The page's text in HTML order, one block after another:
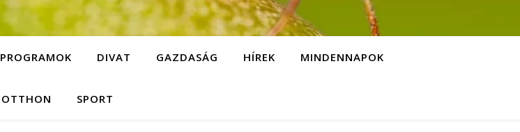
PROGRAMOK DIVAT GAZDASÁG HÍREK MINDENNAPOK
OTTHON SPORT